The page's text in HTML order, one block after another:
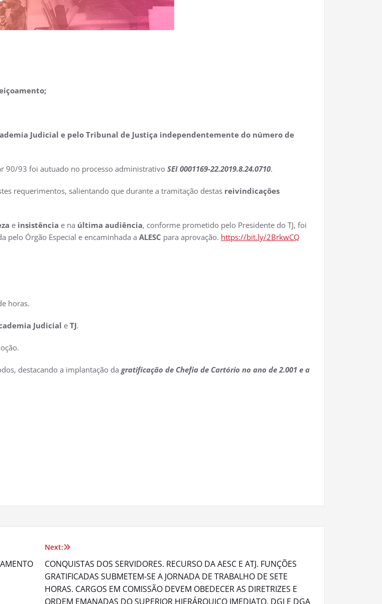
Judicial e pelo Tribunal de Justiça independentemente do número de
90/93 foi autuado no processo administrativo SEI 0001169-22.2019.8.24.0710.
requerimentos, salientando que durante a tramitação destas reivindicações
e insistência e na última audiência, conforme prometido pelo Presidente do TJ, foi
pelo Órgão Especial e encaminhada a ALESC para aprovação. https://bit.ly/2BrkwCQ
horas.
Judicial e TJ.
destacando a implantação da gratificação de Chefia de Cartório no ano de 2.001 e a
Next:
CONQUISTAS DOS SERVIDORES. RECURSO DA AESC E ATJ. FUNÇÕES
GRATIFICADAS SUBMETEM-SE A JORNADA DE TRABALHO DE SETE
HORAS. CARGOS EM COMISSÃO DEVEM OBEDECER AS DIRETRIZES E
ORDEM EMANADAS DO SUPERIOR HIERÁRQUICO IMEDIATO. DGJ E DGA